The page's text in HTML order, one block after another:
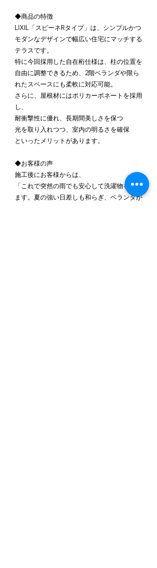
◆商品の特徴
LIXIL「スピーネRタイプ」は、シンプルかつ
モダンなデザインで幅広い住宅にマッチする
テラスです。
特に今回採用した自在桁仕様は、柱の位置を
自由に調整できるため、2階ベランダや限ら
れたスペースにも柔軟に対応可能。
さらに、屋根材にはポリカーボネートを採用
し、
耐衝撃性に優れ、長期間美しさを保つ
光を取り入れつつ、室内の明るさを確保
といったメリットがあります。
◆お客様の声
施工後にお客様からは、
「これで突然の雨でも安心して洗濯物を干せ
ます。夏の強い日差しも和らぎ、ベランダが